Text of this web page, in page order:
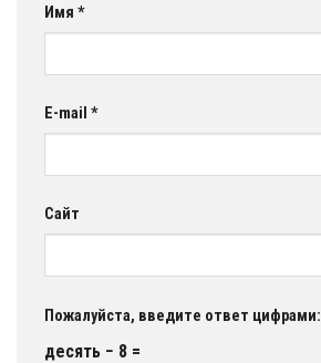
Имя *
E-mail *
Сайт
Пожалуйста, введите ответ цифрами:
десять − 8 =